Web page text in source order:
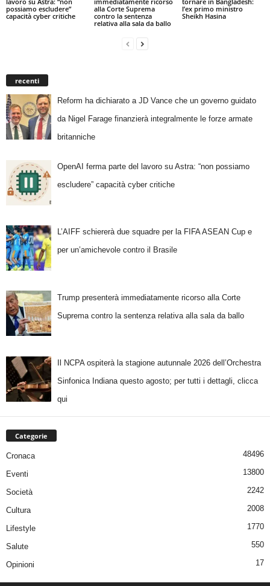
possiamo escludere”
capacità cyber critiche
alla Corte Suprema
contro la sentenza
relativa alla sala da ballo
l’ex primo ministro
Sheikh Hasina
recenti
Reform ha dichiarato a JD Vance che un governo guidato
da Nigel Farage finanzierà integralmente le forze armate
britanniche
OpenAI ferma parte del lavoro su Astra: “non possiamo
escludere” capacità cyber critiche
L’AIFF schiererà due squadre per la FIFA ASEAN Cup e
per un’amichevole contro il Brasile
Trump presenterà immediatamente ricorso alla Corte
Suprema contro la sentenza relativa alla sala da ballo
Il NCPA ospiterà la stagione autunnale 2026 dell’Orchestra
Sinfonica Indiana questo agosto; per tutti i dettagli, clicca
qui
Categorie
Cronaca 48496
Eventi 13800
Società 2242
Cultura 2008
Lifestyle 1770
Salute 550
Opinioni 17